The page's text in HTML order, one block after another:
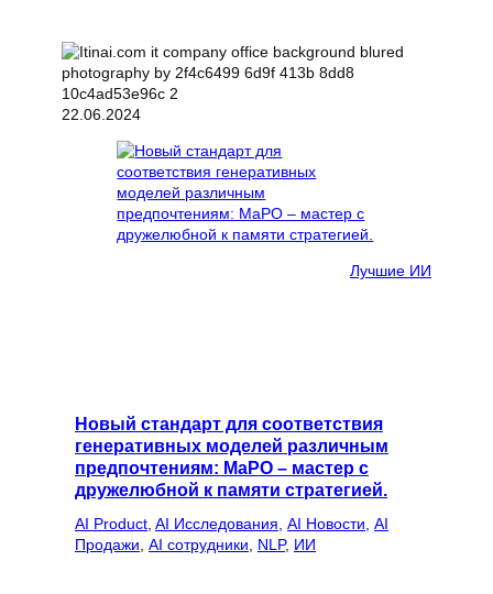
22.06.2024
Лучшие ИИ
Новый стандарт для соответствия
генеративных моделей различным
предпочтениям: MaPO – мастер с
дружелюбной к памяти стратегией.
AI Product AI Исследования AI Новости AI
Продажи AI сотрудники NLP, ИИ